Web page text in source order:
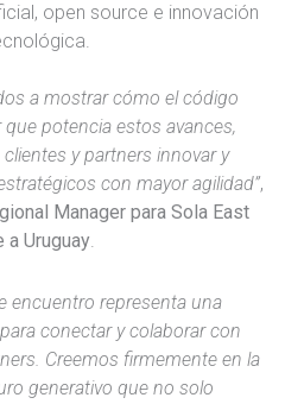
open source e innovación
a mostrar cómo el código
potencia estos avances,
y partners innovar y
con mayor agilidad”,
Manager para Sola East
a Uruguay.
encuentro representa una
conectar y colaborar con
Creemos firmemente en la
generativo que no solo